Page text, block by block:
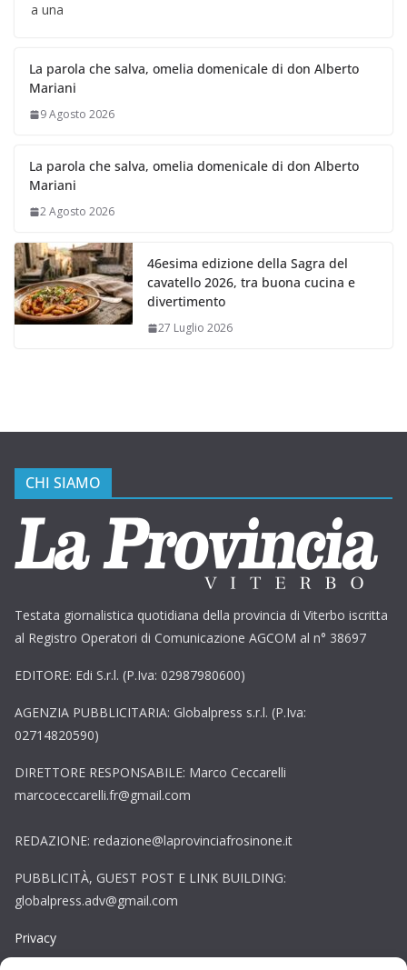
a una
La parola che salva, omelia domenicale di don Alberto
Mariani
9 Agosto 2026
La parola che salva, omelia domenicale di don Alberto
Mariani
2 Agosto 2026
46esima edizione della Sagra del
cavatello 2026, tra buona cucina e
divertimento
27 Luglio 2026
CHI SIAMO
Testata giornalistica quotidiana della provincia di Viterbo iscritta
al Registro Operatori di Comunicazione AGCOM al n° 38697
EDITORE: Edi S.r.l. (P.Iva: 02987980600)
AGENZIA PUBBLICITARIA: Globalpress s.r.l. (P.Iva:
02714820590)
DIRETTORE RESPONSABILE: Marco Ceccarelli
marcoceccarelli.fr@gmail.com
REDAZIONE: redazione@laprovinciafrosinone.it
PUBBLICITÀ, GUEST POST E LINK BUILDING:
globalpress.adv@gmail.com
Privacy